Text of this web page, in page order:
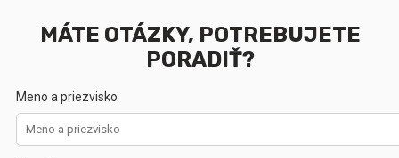
MÁTE OTÁZKY, POTREBUJETE
PORADIŤ?
Meno a priezvisko